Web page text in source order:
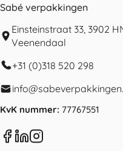
Sabé verpakkingen
Einsteinstraat 33, 3902
Veenendaal
+31 (0)318 520 298
KvK nummer: 77767551